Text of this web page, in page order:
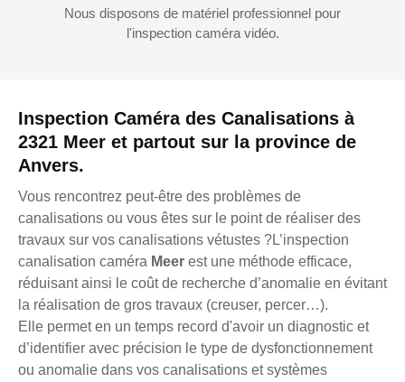
Inspection Caméra des Canalisations à
2321 Meer et partout sur la province de
Anvers.
Vous rencontrez peut-être des problèmes de
canalisations ou vous êtes sur le point de réaliser des
travaux sur vos canalisations vétustes ?L’inspection
canalisation caméra Meer est une méthode efficace,
réduisant ainsi le coût de recherche d’anomalie en évitant
la réalisation de gros travaux (creuser, percer…).
Elle permet en un temps record d'avoir un diagnostic et
d’identifier avec précision le type de dysfonctionnement
ou anomalie dans vos canalisations et systèmes
Nous disposons de matériel professionnel pour
l'inspection caméra vidéo.